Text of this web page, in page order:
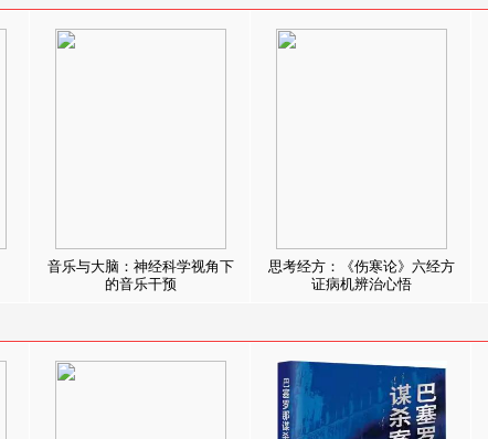
音乐与大脑：神经科学视角下
的音乐干预
思考经方：《伤寒论》六经方
证病机辨治心悟